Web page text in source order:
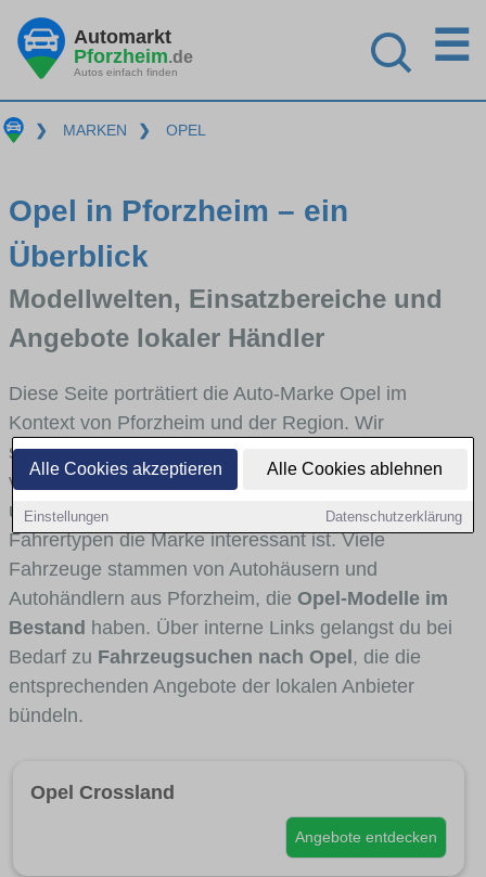
Alle Cookies akzeptieren Alle Cookies ablehnen
Einstellungen Datenschutzerklärung
Automarkt
Pforzheim.de
Autos einfach finden
☰
❯ MARKEN ❯ OPEL
Opel in Pforzheim – ein
Überblick
Modellwelten, Einsatzbereiche und
Angebote lokaler Händler
Diese Seite porträtiert die Auto-Marke Opel im
Kontext von Pforzheim und der Region. Wir
skizzieren, in welchen Fahrzeugklassen Opel stark
vertreten ist, welche Modellreihen häufig im Stadt-
und Umlandverkehr zu sehen sind und für welche
Fahrertypen die Marke interessant ist. Viele
Fahrzeuge stammen von Autohäusern und
Autohändlern aus Pforzheim, die Opel-Modelle im
Bestand haben. Über interne Links gelangst du bei
Bedarf zu Fahrzeugsuchen nach Opel, die die
entsprechenden Angebote der lokalen Anbieter
bündeln.
Opel Crossland
Angebote entdecken